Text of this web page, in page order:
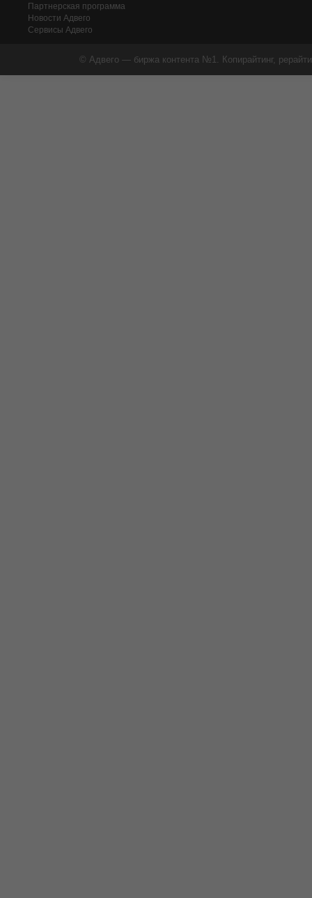
Партнерская программа
Новости Адвего
Сервисы Адвего
© Адвего — биржа контента №1. Копирайтинг,